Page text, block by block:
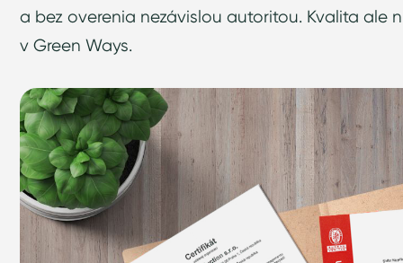
a bez overenia nezávislou autoritou. Kvalita ale
v Green Ways.